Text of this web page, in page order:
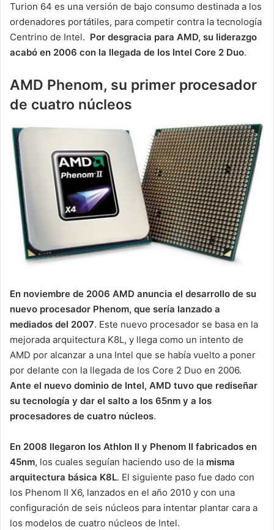
Turion 64 es una versión de bajo consumo destinada a los
ordenadores portátiles, para competir contra la tecnología
Centrino de Intel. Por desgracia para AMD, su liderazgo
acabó en 2006 con la llegada de los Intel Core 2 Duo.
AMD Phenom, su primer procesador
de cuatro núcleos
En noviembre de 2006 AMD anuncia el desarrollo de su
nuevo procesador Phenom, que sería lanzado a
mediados del 2007. Este nuevo procesador se basa en la
mejorada arquitectura K8L, y llega como un intento de
AMD por alcanzar a una Intel que se había vuelto a poner
por delante con la llegada de los Core 2 Duo en 2006.
Ante el nuevo dominio de Intel, AMD tuvo que rediseñar
su tecnología y dar el salto a los 65nm y a los
procesadores de cuatro núcleos.
En 2008 llegaron los Athlon II y Phenom II fabricados en
45nm, los cuales seguían haciendo uso de la misma
arquitectura básica K8L. El siguiente paso fue dado con
los Phenom II X6, lanzados en el año 2010 y con una
configuración de seis núcleos para intentar plantar cara a
los modelos de cuatro núcleos de Intel.